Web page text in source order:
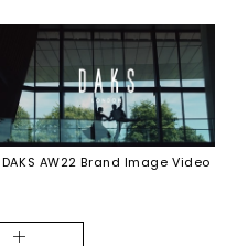
DAKS AW22 Brand Image Video